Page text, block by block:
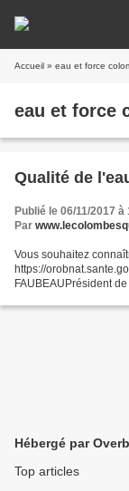
Accueil » eau et force
eau et force
Qualité de
Publié le 06/11/2017 à
Par
Vous souhaitez
https://
FAUBEAUPrésident
Hébergé par
Top articles